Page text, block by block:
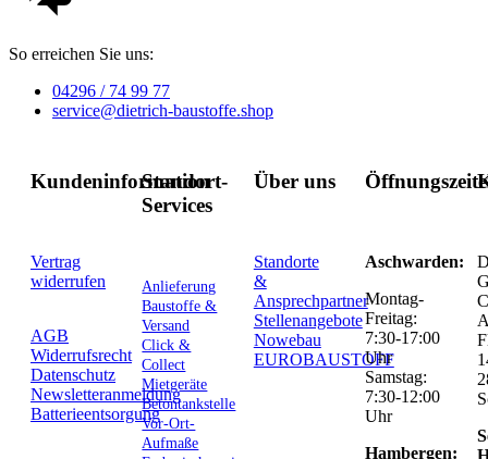
So erreichen Sie uns:
04296 / 74 99 77
service@dietrich-baustoffe.shop
Kundeninformation
Vertrag
widerrufen
AGB
Widerrufsrecht
Datenschutz
Newsletteranmeldung
Batterieentsorgung
Standort-
Services
Anlieferung
Baustoffe &
Versand
Click &
Collect
Mietgeräte
Betontankstelle
Vor-Ort-
Aufmaße
Über uns
Standorte
&
Ansprechpartner
Stellenangebote
Nowebau
EUROBAUSTOFF
Aschwarden:
Montag-
Freitag:
7:30-17:00
Uhr
Samstag:
7:30-12:00
Uhr
Hambergen: